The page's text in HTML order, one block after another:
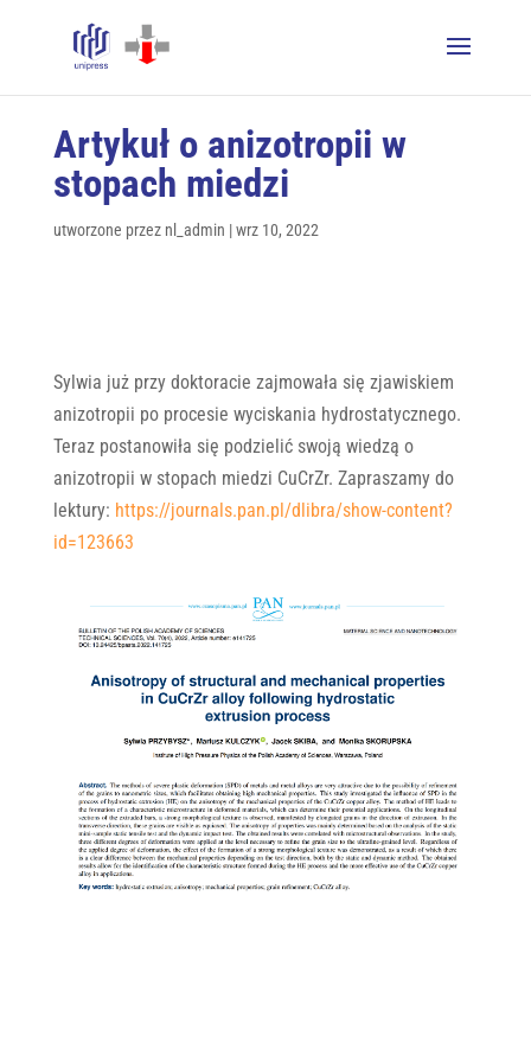
Artykuł o anizotropii w
stopach miedzi
utworzone przez nl_admin |wrz 10, 2022
Sylwia już przy doktoracie zajmowała się zjawiskiem
anizotropii po procesie wyciskania hydrostatycznego.
Teraz postanowiła się podzielić swoją wiedzą o
anizotropii w stopach miedzi CuCrZr. Zapraszamy do
lektury: https://journals.pan.pl/dlibra/show-content?
id=123663